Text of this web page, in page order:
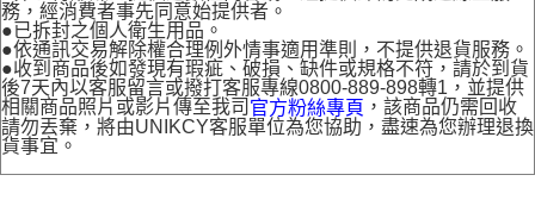
務，經消費者事先同意始提供者。
●已拆封之個人衛生用品。
●依通訊交易解除權合理例外情事適用準則，不提供退貨服務。
●收到商品後如發現有瑕疵、破損、缺件或規格不符，請於到貨
後7天內以客服留言或撥打客服專線0800-889-898轉1，並提供
相關商品照片或影片傳至我司 官方粉絲專頁 ，該商品仍需回收
請勿丟棄，將由UNIKCY客服單位為您協助，盡速為您辦理退換
貨事宜。